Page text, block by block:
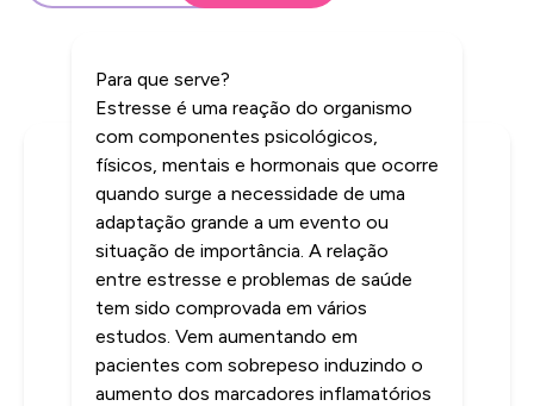
INFORMAÇÕES
Para que serve?
Estresse é uma reação do organismo
com componentes psicológicos,
físicos, mentais e hormonais que ocorre
quando surge a necessidade de uma
adaptação grande a um evento ou
situação de importância. A relação
entre estresse e problemas de saúde
tem sido comprovada em vários
estudos. Vem aumentando em
pacientes com sobrepeso induzindo o
aumento dos marcadores inflamatórios